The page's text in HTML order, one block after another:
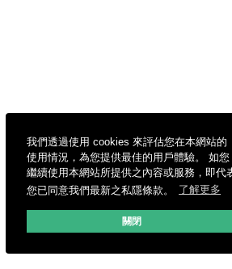
我們透過使用 cookies 來評估您在本網站的
使用情況，為您提供最佳的用戶體驗。 如您
繼續使用本網站所提供之內容或服務，即代
您已同意我們最新之私隱條款。
了解更多
關閉